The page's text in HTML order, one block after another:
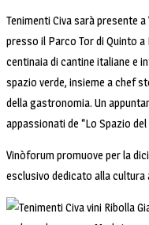
Tenimenti Civa sarà presente
presso il Parco Tor di Quinto
centinaia di cantine italiane e
spazio verde, insieme a chef
della gastronomia. Un
appassionati de “Lo Spazio del
Vinòforum promuove per la
esclusivo dedicato alla